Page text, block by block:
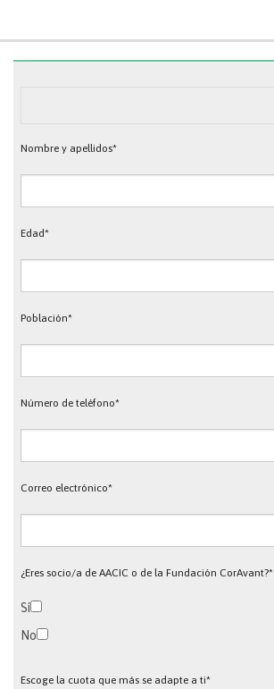
Nombre y apellidos*
Edad*
Población*
Número de teléfono*
Correo electrónico*
¿Eres socio/a de AACIC o de la Fundación CorAvant?*
Sí
No
Escoge la cuota que más se adapte a ti*